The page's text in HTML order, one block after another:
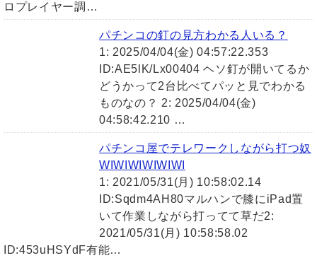
ロプレイヤー調…
パチンコの釘の見方わかる人いる？
1: 2025/04/04(金) 04:57:22.353
ID:AE5lK/Lx00404 ヘソ釘が開いてるか
どうかって2台比べてパッと見でわかる
ものなの？ 2: 2025/04/04(金)
04:58:42.210 …
パチンコ屋でテレワークしながら打つ奴
WIWIWIWIWIWI
1: 2021/05/31(月) 10:58:02.14
ID:Sqdm4AH80マルハンで膝にiPad置
いて作業しながら打ってて草だ2:
2021/05/31(月) 10:58:58.02
ID:453uHSYdF有能…